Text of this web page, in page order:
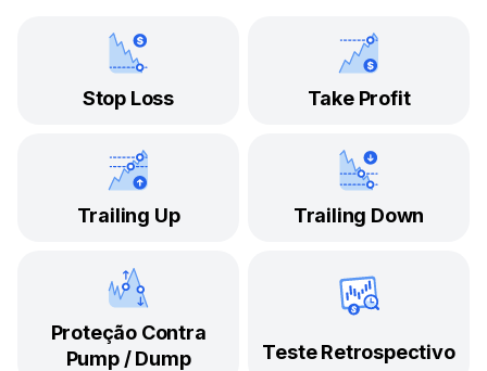
Stop Loss Take Profit
Trailing Up Trailing Down
Proteção Contra
Pump / Dump
Teste Retrospectivo